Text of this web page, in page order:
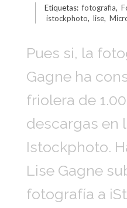
Etiquetas: fotografia,
istockphoto, lise,
Pues si, la
Gagne ha
friolera de
descargas en
Istockphoto.
Lise Gagne
fotografía a